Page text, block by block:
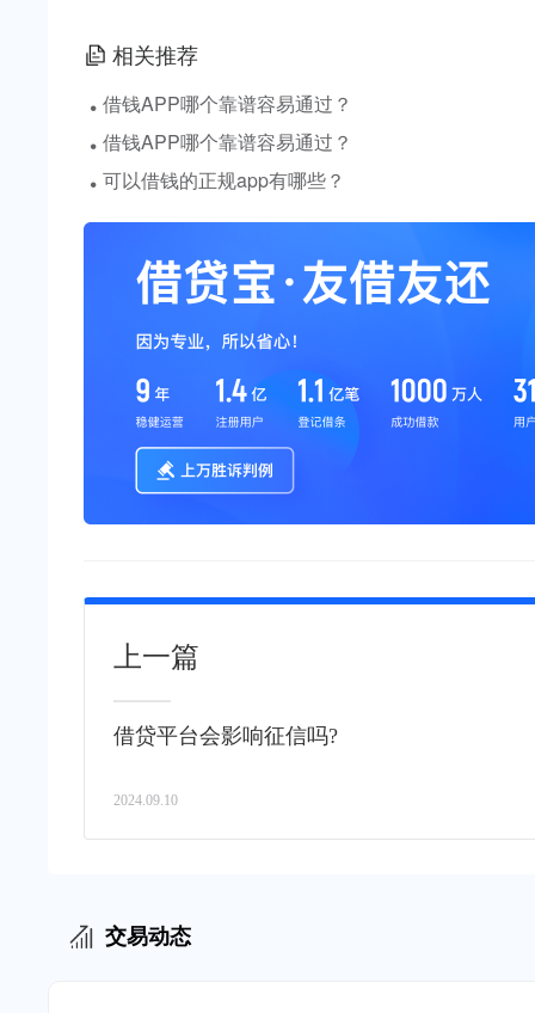
相关推荐
· 借钱APP哪个靠谱容易通过？
· 借钱APP哪个靠谱容易通过？
· 可以借钱的正规app有哪些？
上一篇
借贷平台会影响征信吗?
2024.09.10
交易动态